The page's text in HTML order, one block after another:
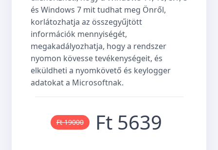
és Windows 7 mit tudhat meg Önről,
korlátozhatja az összegyűjtött
információk mennyiségét,
megakadályozhatja, hogy a rendszer
nyomon kövesse tevékenységeit, és
elküldheti a nyomkövető és keylogger
adatokat a Microsoftnak.
Ft 19000 Ft 5639